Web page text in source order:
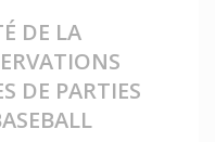
DE LA
DE PARTIES